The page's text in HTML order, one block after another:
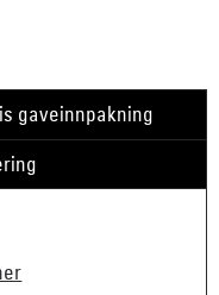
gaveinnpakning